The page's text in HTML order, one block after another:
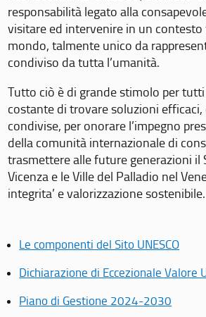
responsabilità legato alla
visitare ed intervenire in un
mondo, talmente unico da
condiviso da tutta l’umanità.
Tutto ciò è di grande stimolo per tutti
costante di trovare soluzioni efficaci,
condivise, per onorare l’impegno
della comunità internazionale di
trasmettere alle future generazioni il
Vicenza e le Ville del Palladio nel
integrita’ e valorizzazione sostenibile.
Le componenti del Sito UNESCO
Dichiarazione di Eccezionale Valore
Piano di Gestione 2024-2030